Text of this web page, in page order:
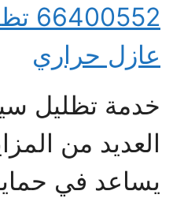
عازل حراري
خدمة تظليل
العديد من
يساعد في